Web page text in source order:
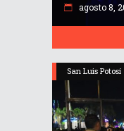
agosto 8,
San Luis Potosí